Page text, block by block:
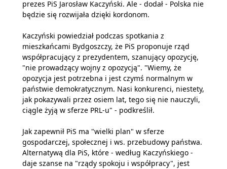
prezes PiS Jarosław Kaczyński. Ale - dodał - Polska nie
będzie się rozwijała dzięki kordonom.
Kaczyński powiedział podczas spotkania z
mieszkańcami Bydgoszczy, że PiS proponuje rząd
współpracujący z prezydentem, szanujący opozycję,
"nie prowadzący wojny z opozycją". "Wiemy, że
opozycja jest potrzebna i jest czymś normalnym w
państwie demokratycznym. Nasi konkurenci, niestety,
jak pokazywali przez osiem lat, tego się nie nauczyli,
ciągle żyją w sferze PRL-u" - podkreślił.
Jak zapewnił PiS ma "wielki plan" w sferze
gospodarczej, społecznej i ws. przebudowy państwa.
Alternatywą dla PiS, które - według Kaczyńskiego -
daje szanse na "rządy spokoju i współpracy", jest